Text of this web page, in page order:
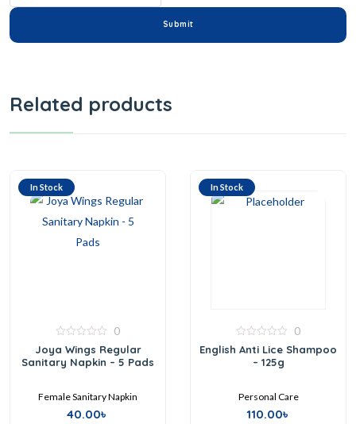
Related products
In Stock
out
of
0
Joya Wings Regular
Sanitary Napkin – 5 Pads
Female Sanitary Napkin
40.00৳
In Stock
out
0
English Anti Lice Shampoo
– 125g
Personal Care
110.00৳